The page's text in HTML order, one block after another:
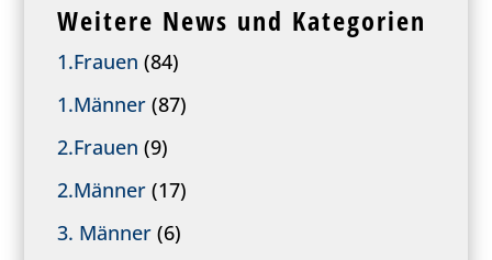
Weitere News und Kategorien
1.Frauen (84)
1.Männer (87)
2.Frauen (9)
2.Männer (17)
3. Männer (6)